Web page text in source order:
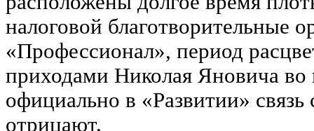
налоговой благотворительные
«Профессионал», период
приходами Николая Яновича во
официально в «Развитии»
отрицают.